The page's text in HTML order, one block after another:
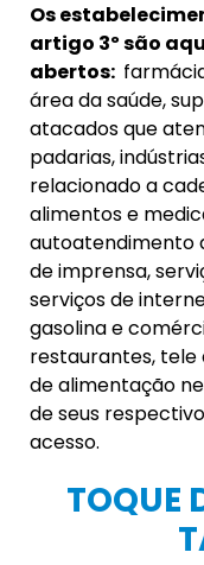
Os
artigo 3º são
abertos:
área da saúde,
atacados que
padarias,
relacionado a
alimentos e
autoatendimento
de imprensa,
serviços de
gasolina e
restaurantes, tele
de alimentação
de seus
acesso.
TOQUE